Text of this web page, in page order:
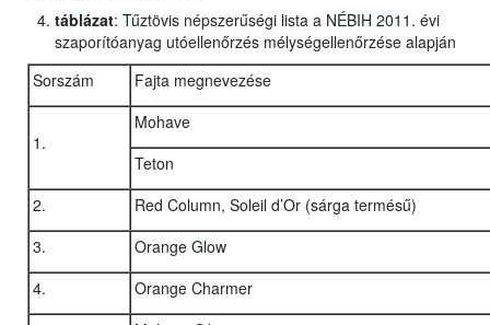
táblázat: Tűztövis népszerűségi lista a NÉBIH 2011. évi
szaporítóanyag utóellenőrzés mélységellenőrzése alapján
Sorszám
Fajta megnevezése
1.
Mohave
Teton
2.
Red Column, Soleil d’Or (sárga termésű)
3.
Orange Glow
4.
Orange Charmer